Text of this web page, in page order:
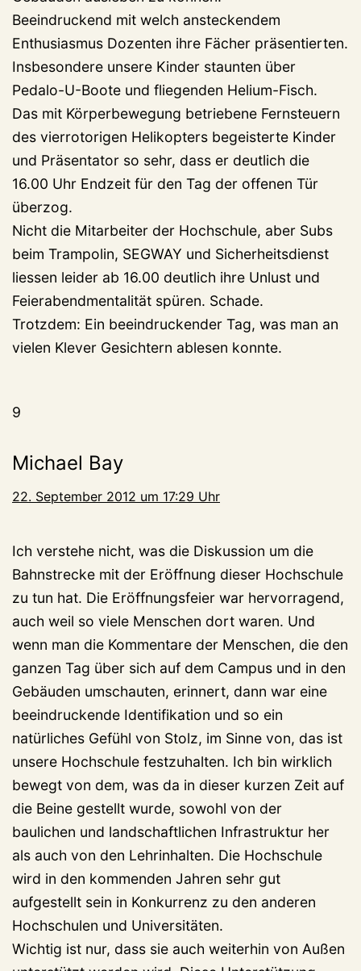
Beeindruckend mit welch ansteckendem
Enthusiasmus Dozenten ihre Fächer präsentierten.
Insbesondere unsere Kinder staunten über
Pedalo-U-Boote und fliegenden Helium-Fisch.
Das mit Körperbewegung betriebene Fernsteuern
des vierrotorigen Helikopters begeisterte Kinder
und Präsentator so sehr, dass er deutlich die
16.00 Uhr Endzeit für den Tag der offenen Tür
überzog.
Nicht die Mitarbeiter der Hochschule, aber Subs
beim Trampolin, SEGWAY und Sicherheitsdienst
liessen leider ab 16.00 deutlich ihre Unlust und
Feierabendmentalität spüren. Schade.
Trotzdem: Ein beeindruckender Tag, was man an
vielen Klever Gesichtern ablesen konnte.
9
Michael Bay
22. September 2012 um 17:29 Uhr
Ich verstehe nicht, was die Diskussion um die
Bahnstrecke mit der Eröffnung dieser Hochschule
zu tun hat. Die Eröffnungsfeier war hervorragend,
auch weil so viele Menschen dort waren. Und
wenn man die Kommentare der Menschen, die den
ganzen Tag über sich auf dem Campus und in den
Gebäuden umschauten, erinnert, dann war eine
beeindruckende Identifikation und so ein
natürliches Gefühl von Stolz, im Sinne von, das ist
unsere Hochschule festzuhalten. Ich bin wirklich
bewegt von dem, was da in dieser kurzen Zeit auf
die Beine gestellt wurde, sowohl von der
baulichen und landschaftlichen Infrastruktur her
als auch von den Lehrinhalten. Die Hochschule
wird in den kommenden Jahren sehr gut
aufgestellt sein in Konkurrenz zu den anderen
Hochschulen und Universitäten.
Wichtig ist nur, dass sie auch weiterhin von Außen